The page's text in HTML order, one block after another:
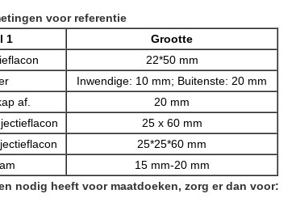
voor referentie
1
Grootte
22*50 mm
Inwendige: 10 mm; Buitenste: 20 mm
af.
20 mm
25 x 60 mm
25*25*60 mm
15 mm-20 mm
nodig heeft voor maatdoeken, zorg er dan voor: